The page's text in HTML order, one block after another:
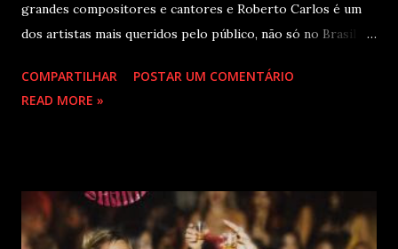
grandes compositores e cantores e Roberto Carlos é um
dos artistas mais queridos pelo público, não só no Brasil
lançados em seu país tem sua carreira pautada em
lançamentos simultâneos em português e espanhol desde a
feira), quando Roberto Carlos se apresentará em Curitiba
– PR , na Teatro Positivo (Rua Prof. Pedro Viriato Parigot
COMPARTILHAR
POSTAR UM COMENTÁRIO
READ MORE »